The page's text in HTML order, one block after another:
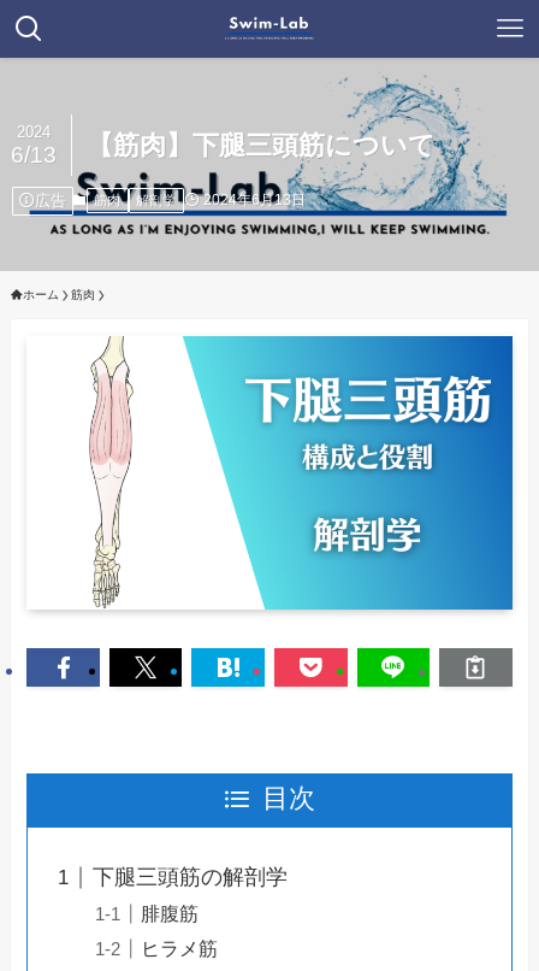
【筋肉】下腿三頭筋について
2024
6/13
広告 筋肉 解剖学 2024年6月13日
ホーム 筋肉
目次
下腿三頭筋の解剖学
腓腹筋
ヒラメ筋